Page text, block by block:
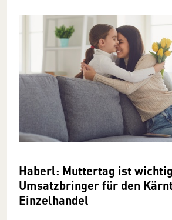
Haberl: Muttertag ist
Umsatzbringer für den
Einzelhandel